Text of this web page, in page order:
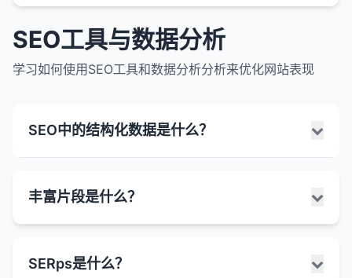
SEO工具与数据分析
学习如何使用SEO工具和数据分析分析来优化网站表现
SEO中的结构化数据是什么？
有关网页内容的额外信息，帮助搜索引擎更好理解页
面内容。它使用特定的标记语言来描述页面上的信
结构化数据的作用：
丰富片段是什么？
果，它们包含额外的信息和视觉元素，超出了标准的
SERps是什么？